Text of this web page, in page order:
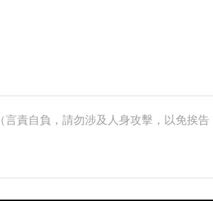
責自負，請勿涉及人身攻擊，以免挨告